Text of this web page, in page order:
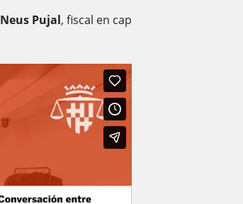
Neus Pujal, fiscal en cap